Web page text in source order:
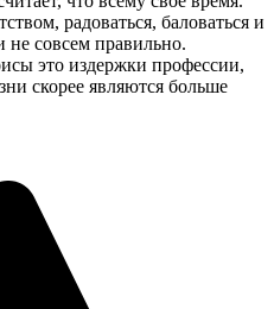
радоваться, баловаться и
не совсем правильно.
это издержки профессии,
скорее являются больше